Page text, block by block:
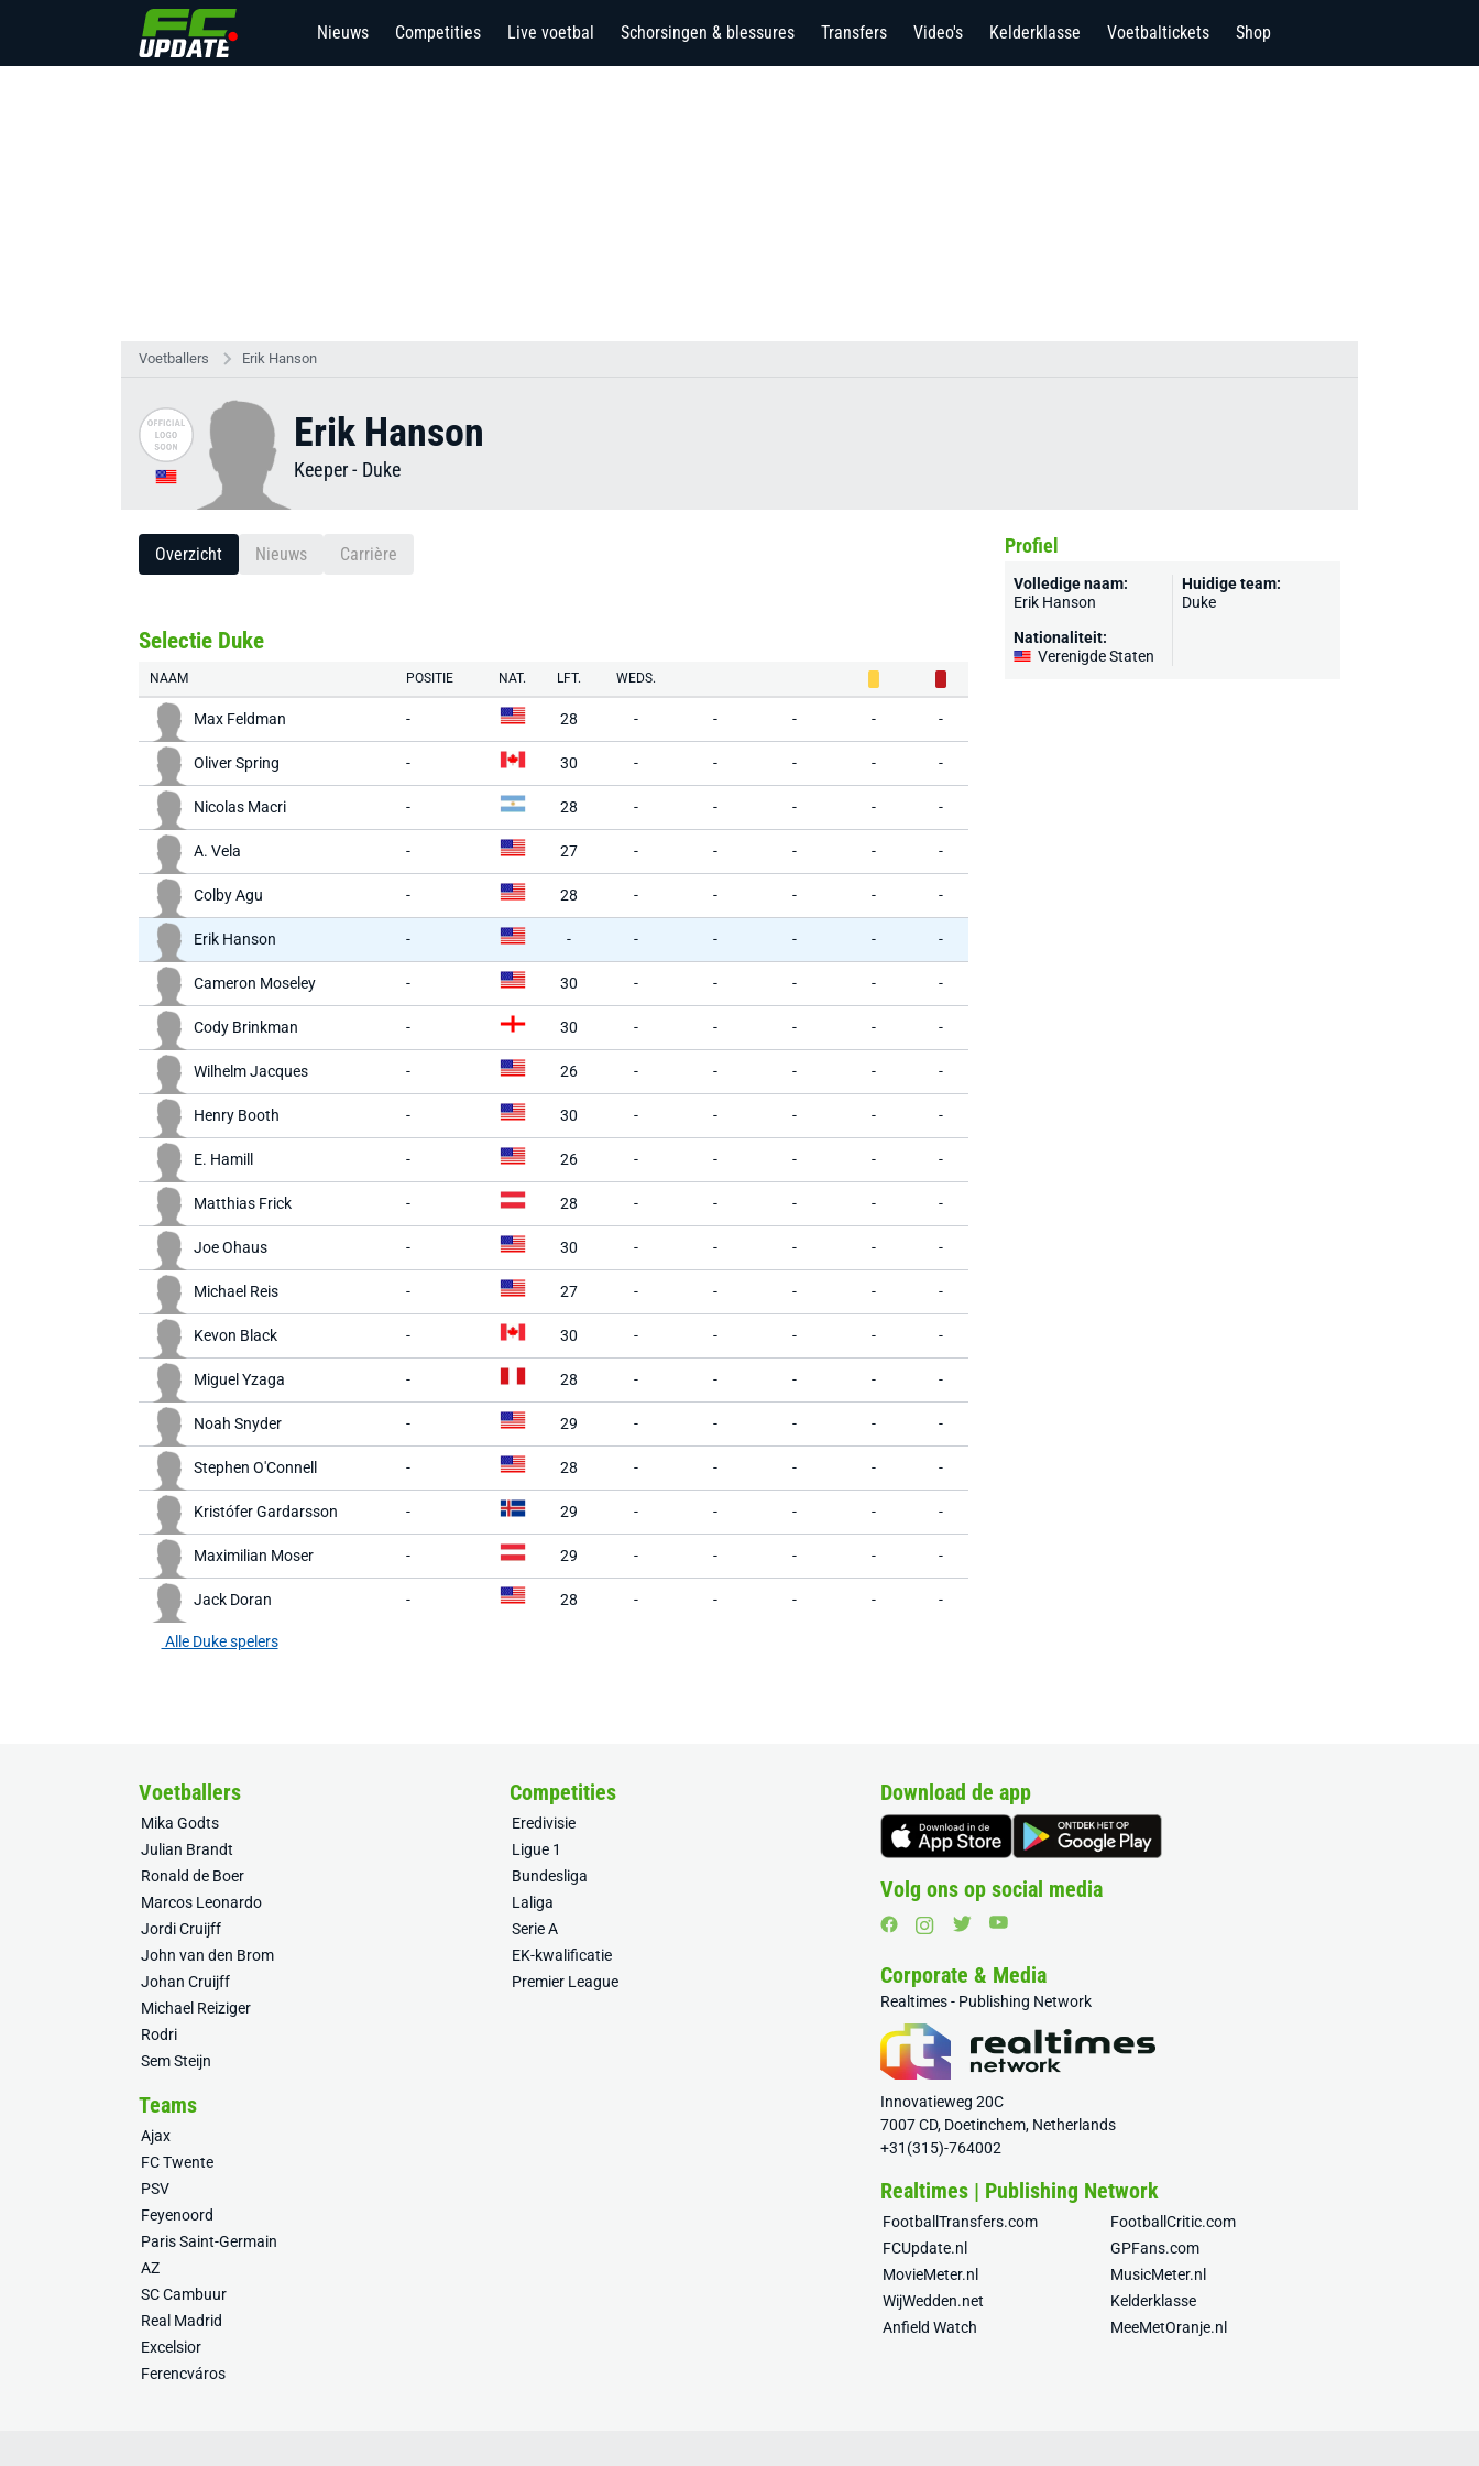
Nieuws Competities Live voetbal Schorsingen & blessures Transfers Video's Kelderklasse Voetbaltickets Shop
Voetballers Erik Hanson
Erik Hanson
Keeper- Duke
Overzicht Nieuws Carrière
Selectie Duke
NAAM POSITIE NAT. LFT. WEDS.
Max Feldman - 28 - - - - -
Oliver Spring - 30 - - - - -
Nicolas Macri - 28 - - - - -
A. Vela - 27 - - - - -
Colby Agu - 28 - - - - -
Erik Hanson - - - - - - -
Cameron Moseley - 30 - - - - -
Cody Brinkman - 30 - - - - -
Wilhelm Jacques - 26 - - - - -
Henry Booth - 30 - - - - -
E. Hamill - 26 - - - - -
Matthias Frick - 28 - - - - -
Joe Ohaus - 30 - - - - -
Michael Reis - 27 - - - - -
Kevon Black - 30 - - - - -
Miguel Yzaga - 28 - - - - -
Noah Snyder - 29 - - - - -
Stephen O'Connell - 28 - - - - -
Kristófer Gardarsson - 29 - - - - -
Maximilian Moser - 29 - - - - -
Jack Doran - 28 - - - - -
Alle Duke spelers
Profiel
Volledige naam:
Erik Hanson
Nationaliteit:
Verenigde Staten
Huidige team:
Duke
Voetballers
Mika Godts
Julian Brandt
Ronald de Boer
Marcos Leonardo
Jordi Cruijff
John van den Brom
Johan Cruijff
Michael Reiziger
Rodri
Sem Steijn
Competities
Eredivisie
Ligue 1
Bundesliga
Laliga
Serie A
EK-kwalificatie
Premier League
Teams
Ajax
FC Twente
PSV
Feyenoord
Paris Saint-Germain
AZ
SC Cambuur
Real Madrid
Excelsior
Ferencváros
Download de app
Volg ons op social media
Corporate & Media
Realtimes - Publishing Network
Innovatieweg 20C
7007 CD, Doetinchem, Netherlands
+31(315)-764002
Realtimes | Publishing Network
FootballTransfers.com
FootballCritic.com
FCUpdate.nl
GPFans.com
MovieMeter.nl
MusicMeter.nl
WijWedden.net
Kelderklasse
Anfield Watch
MeeMetOranje.nl